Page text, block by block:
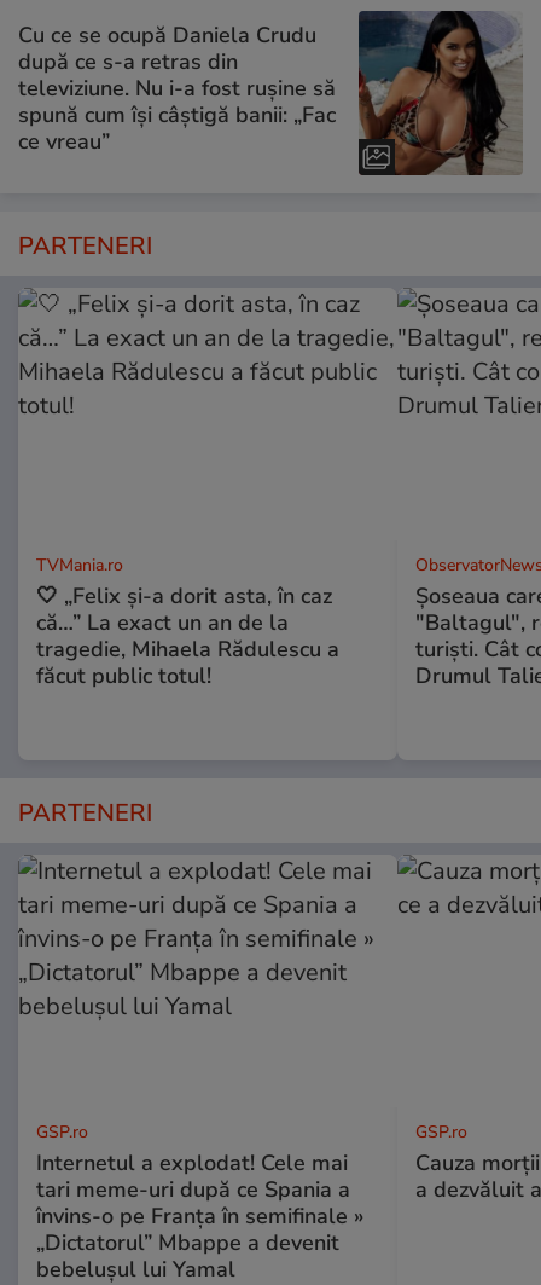
Cu ce se ocupă Daniela Crudu
după ce s-a retras din
televiziune. Nu i-a fost rușine să
spună cum își câștigă banii: „Fac
ce vreau”
PARTENERI
TVMania.ro
🤍 „Felix și-a dorit asta, în caz
că…” La exact un an de la
tragedie, Mihaela Rădulescu a
făcut public totul!
Șoseaua
"Baltagul",
turiști. Cât
Drumul
PARTENERI
GSP.ro
Internetul a explodat! Cele mai
tari meme-uri după ce Spania a
învins-o pe Franța în semifinale »
„Dictatorul” Mbappe a devenit
bebelușul lui Yamal
GSP.ro
Cauza
a dezvăluit